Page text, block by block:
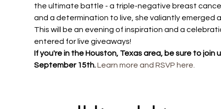
the ultimate battle - a triple-negative breast
and a determination to live, she valiantly emerged
This will be an evening of inspiration and a
entered for live giveaways!
If you're in the Houston, Texas area, be sure to
September 15th. Learn more and RSVP here.